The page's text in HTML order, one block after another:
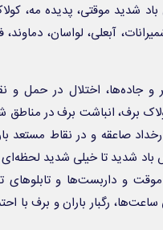
وزش باد شدید موقتی، پدیده
آبعلی، لواسان،
و جاده‌ها، اختلال در حمل و
برف، انباشت برف در مناطق
رخداد صاعقه و در نقاط
شدید تا خیلی شدید لحظه‌ای
و داربست‌ها و تابلوهای
رگبار باران و برف با